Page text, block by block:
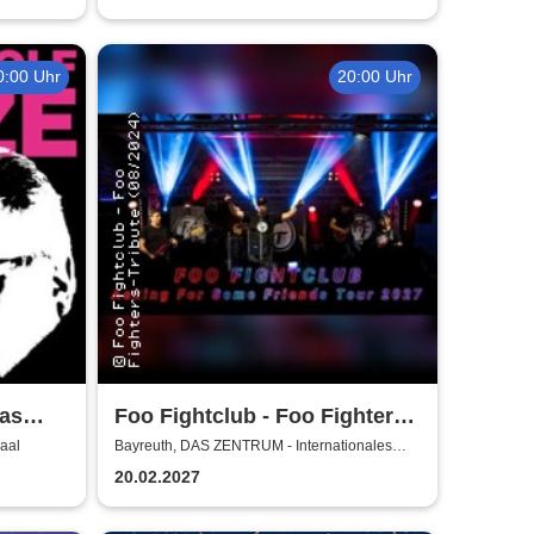
Uhr 20:00 Uhr
Foo Fightclub - Foo Fighters
Tribute
Bayreuth, DAS ZENTRUM - Internationales
Jugendkulturzentrum Bayreuth
20.02.2027